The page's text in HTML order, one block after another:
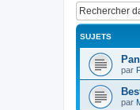
SUJETS
par
par